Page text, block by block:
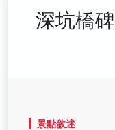
深坑橋碑
景點敘述